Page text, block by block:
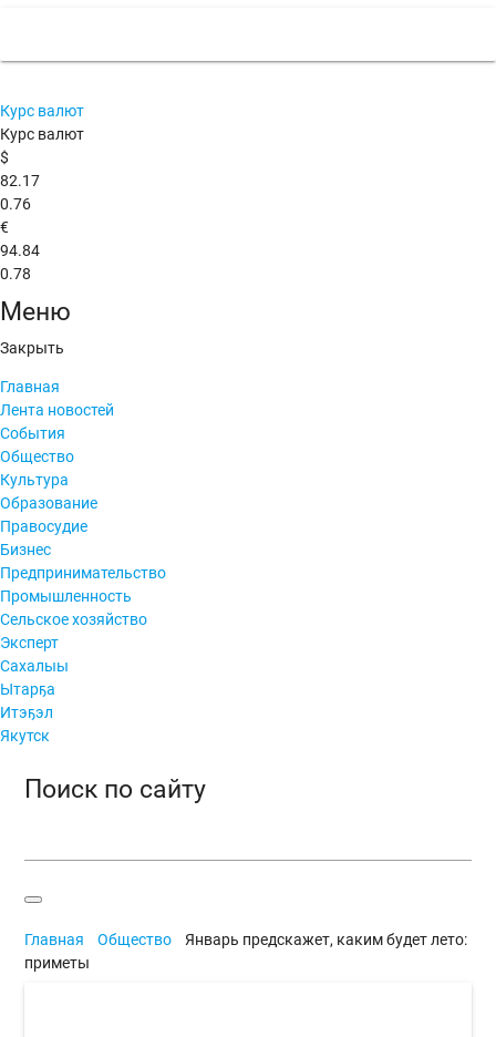
Курс валют
Курс валют
$
82.17
0.76
€
94.84
0.78
Меню
Закрыть
Главная
Лента новостей
События
Общество
Культура
Образование
Правосудие
Бизнес
Предпринимательство
Промышленность
Сельское хозяйство
Эксперт
Сахалыы
Ытарҕа
Итэҕэл
Якутск
Поиск по сайту
Главная Общество
Январь предскажет, каким будет лето:
приметы